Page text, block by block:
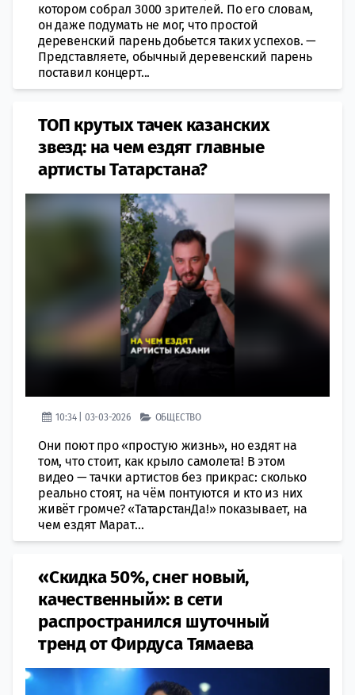
котором собрал 3000 зрителей. По его словам,
он даже подумать не мог, что простой
деревенский парень добьется таких успехов. —
Представляете, обычный деревенский парень
поставил концерт...
ТОП крутых тачек казанских
звезд: на чем ездят главные
артисты Татарстана?
10:34 | 03-03-2026 ОБЩЕСТВО
Они поют про «простую жизнь», но ездят на
том, что стоит, как крыло самолета! В этом
видео — тачки артистов без прикрас: сколько
реально стоят, на чём понтуются и кто из них
живёт громче? «ТатарстанДа!» показывает, на
чем ездят Марат...
«Скидка 50%, снег новый,
качественный»: в сети
распространился шуточный
тренд от Фирдуса Тямаева